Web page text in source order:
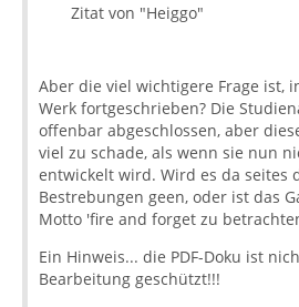
Zitat von "Heiggo"
Aber die viel wichtigere Frage ist,
Werk fortgeschrieben? Die
offenbar abgeschlossen, aber
viel zu schade, als wenn sie nun
entwickelt wird. Wird es da seites
Bestrebungen geen, oder ist das
Motto 'fire and forget zu
Ein Hinweis... die PDF-Doku ist
Bearbeitung geschützt!!!